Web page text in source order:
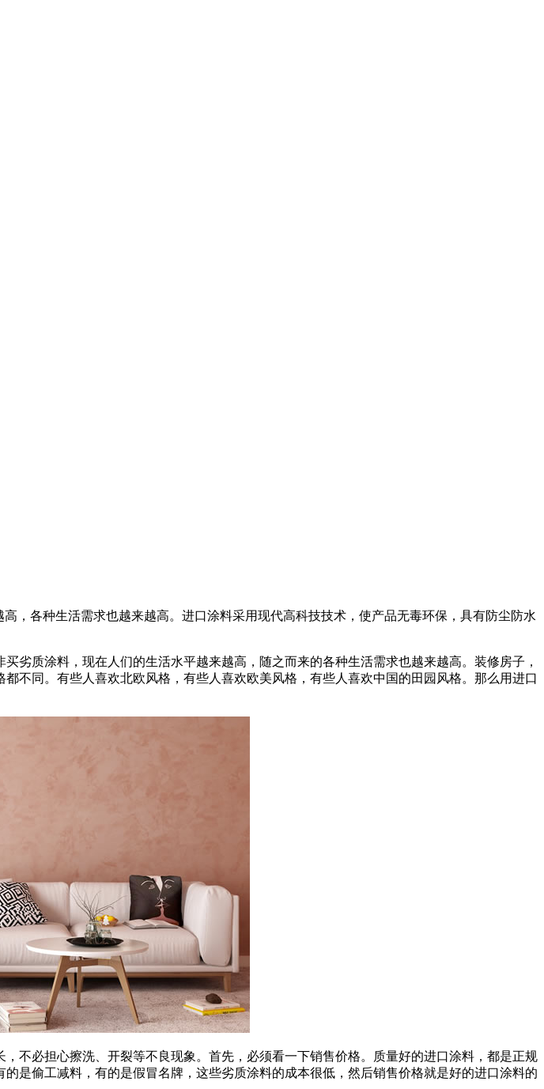
，各种生活需求也越来越高。进口涂料采用现代高科技技术，使产品无毒环保，具有防尘防水
质涂料，现在人们的生活水平越来越高，随之而来的各种生活需求也越来越高。装修房子，
不同。有些人喜欢北欧风格，有些人喜欢欧美风格，有些人喜欢中国的田园风格。那么用进口
必担心擦洗、开裂等不良现象。首先，必须看一下销售价格。质量好的进口涂料，都是正规
是偷工减料，有的是假冒名牌，这些劣质涂料的成本很低，然后销售价格就是好的进口涂料的